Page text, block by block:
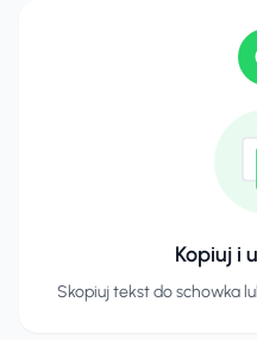
Kopiuj i
Skopiuj tekst do schowka